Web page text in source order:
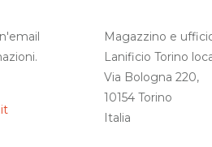
Magazzino e
Lanificio Torino
Via Bologna 220,
10154 Torino
Italia